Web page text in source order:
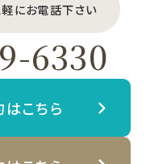
にお電話下さい
6330
こちら